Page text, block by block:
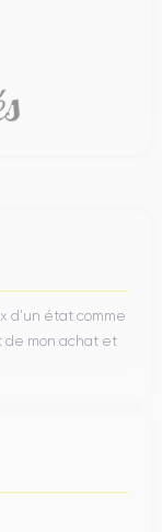
d’un état comme
de mon achat et